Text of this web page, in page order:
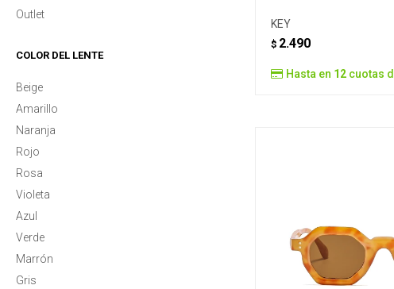
KEY
$ 2.490
Hasta en 12cuotas
Outlet
COLOR DEL LENTE
Beige
Amarillo
Naranja
Rojo
Rosa
Violeta
Azul
Verde
Marrón
Gris